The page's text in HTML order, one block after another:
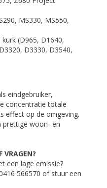
MS330, MS550,
(D965, D1640,
D3330, D3540,
eindgebruiker,
concentratie totale
effect op de omgeving.
prettige woon- en
VRAGEN?
een lage emissie?
566570 of stuur een